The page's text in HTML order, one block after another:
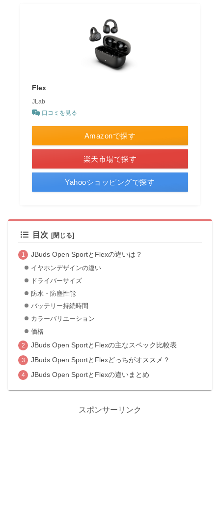
Flex
JLab
口コミを見る
Amazonで探す
楽天市場で探す
Yahooショッピングで探す
目次
JBuds Open SportとFlexの違いは？
イヤホンデザインの違い
ドライバーサイズ
防水・防塵性能
バッテリー持続時間
カラーバリエーション
価格
JBuds Open SportとFlexの主なスペック比較表
JBuds Open SportとFlexどっちがオススメ？
JBuds Open SportとFlexの違いまとめ
スポンサーリンク